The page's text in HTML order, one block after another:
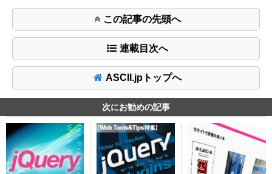
この記事の先頭へ
連載目次へ
ASCII.jpトップへ
次にお勧めの記事